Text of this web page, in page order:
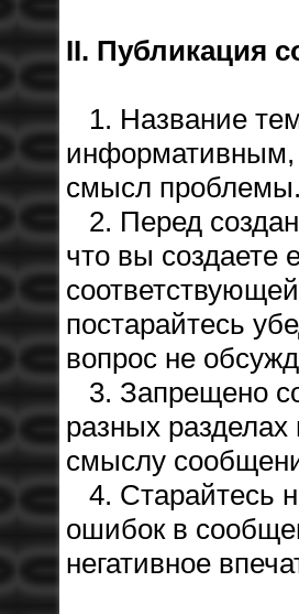
II. Публикация
1. Название
информативным,
смысл
2. Перед
что вы создаете
постарайтесь
вопрос не
3. Запрещено
разных
смыслу
4. Старайтесь
ошибок в
негативное